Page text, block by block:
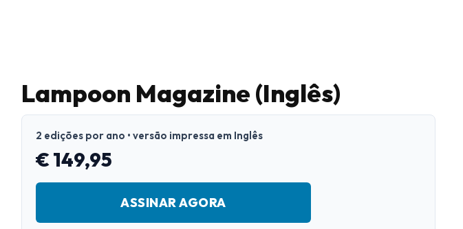
Lampoon Magazine (Inglês)
2 edições por ano • versão impressa em Inglês
€ 149,95
ASSINAR AGORA